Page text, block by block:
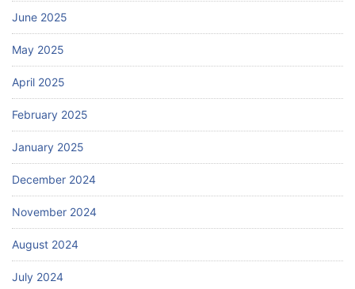
June 2025
May 2025
April 2025
February 2025
January 2025
December 2024
November 2024
August 2024
July 2024